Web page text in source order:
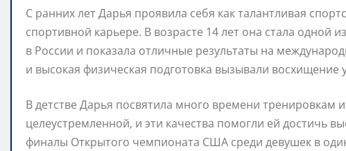
С ранних лет Дарья проявила себя как талантливая
спортивной карьере. В возрасте 14 лет она стала
в России и показала отличные результаты на
и высокая физическая подготовка вызывали восхищение
В детстве Дарья посвятила много времени тренировкам
целеустремленной, и эти качества помогли ей достичь
финалы Открытого чемпионата США среди девушек в